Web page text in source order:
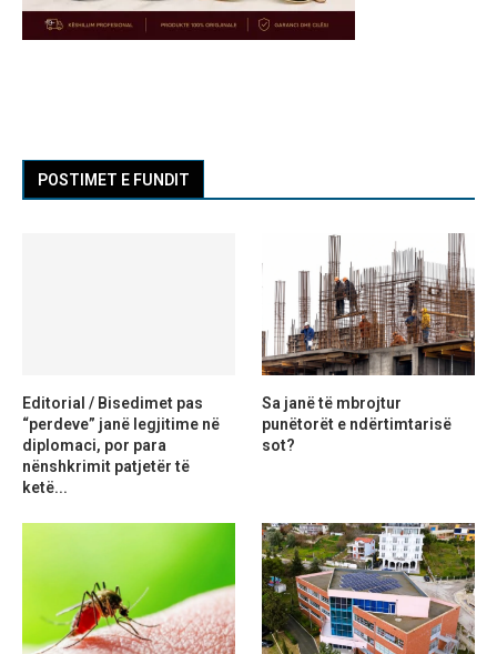
POSTIMET E FUNDIT
Editorial / Bisedimet pas
“perdeve” janë legjitime në
diplomaci, por para
nënshkrimit patjetër të
ketë...
Sa janë të mbrojtur
punëtorët e ndërtimtarisë
sot?